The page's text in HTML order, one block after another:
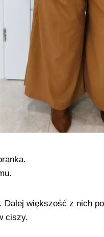
Dalej większość z nich
ciszy.